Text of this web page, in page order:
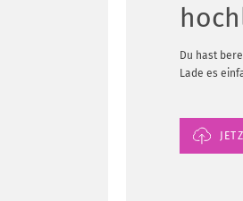
Du hast
Lade es